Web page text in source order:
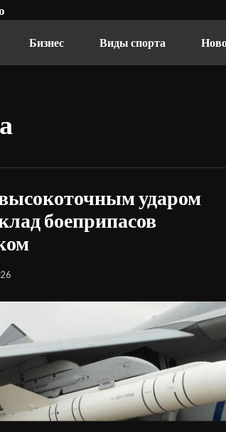
Бизнес Виды спорта
ударом
боеприпасов